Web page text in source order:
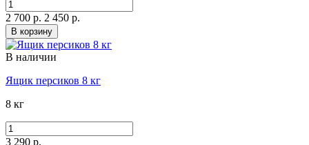
2 700 р. 2 450 р.
В корзину
В наличии
Ящик персиков 8 кг
8 кг
3 290 р.